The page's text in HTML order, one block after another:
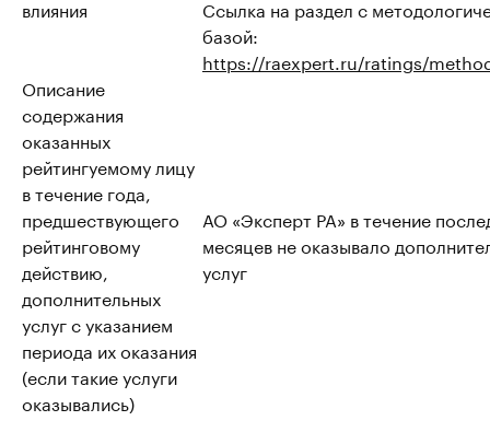
влияния
Ссылка на раздел с
базой:
https://raexpert.ru/ratings/
Описание
содержания
оказанных
рейтингуемому лицу
в течение года,
предшествующего
рейтинговому
действию,
дополнительных
услуг с указанием
периода их оказания
(если такие услуги
оказывались)
АО «Эксперт РА» в течение
месяцев не оказывало
услуг